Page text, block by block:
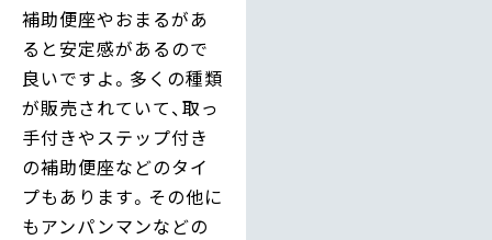
補助便座やおまるがあ
ると安定感があるので
良いですよ。多くの種類
が販売されていて、取っ
手付きやステップ付き
の補助便座などのタイ
プもあります。その他に
もアンパンマンなどの